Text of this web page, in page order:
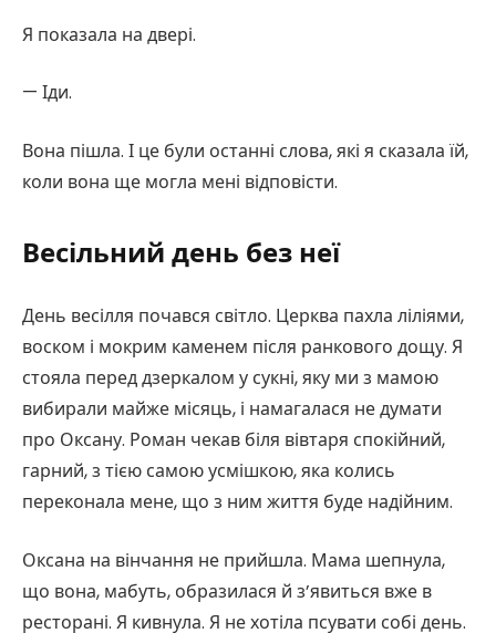
Я показала на двері.
— Іди.
Вона пішла. І це були останні слова, які я сказала їй,
коли вона ще могла мені відповісти.
Весільний день без неї
День весілля почався світло. Церква пахла ліліями,
воском і мокрим каменем після ранкового дощу. Я
стояла перед дзеркалом у сукні, яку ми з мамою
вибирали майже місяць, і намагалася не думати
про Оксану. Роман чекав біля вівтаря спокійний,
гарний, з тією самою усмішкою, яка колись
переконала мене, що з ним життя буде надійним.
Оксана на вінчання не прийшла. Мама шепнула,
що вона, мабуть, образилася й з’явиться вже в
ресторані. Я кивнула. Я не хотіла псувати собі день.